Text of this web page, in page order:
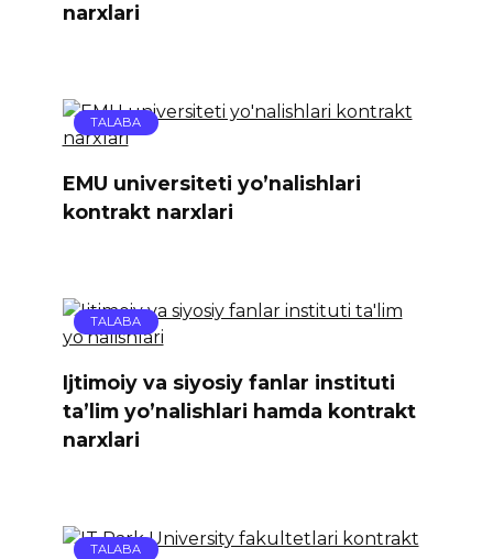
narxlari
TALABA
EMU universiteti yo’nalishlari
kontrakt narxlari
TALABA
Ijtimoiy va siyosiy fanlar instituti
ta’lim yo’nalishlari hamda kontrakt
narxlari
TALABA